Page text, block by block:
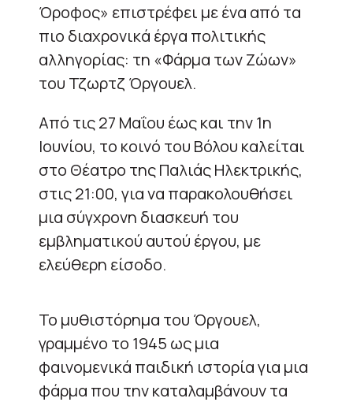
Όροφος» επιστρέφει με ένα από τα
πιο διαχρονικά έργα πολιτικής
αλληγορίας: τη «Φάρμα των Ζώων»
του Τζωρτζ Όργουελ.
Από τις 27 Μαΐου έως και την 1η
Ιουνίου, το κοινό του Βόλου καλείται
στο Θέατρο της Παλιάς Ηλεκτρικής,
στις 21:00, για να παρακολουθήσει
μια σύγχρονη διασκευή του
εμβληματικού αυτού έργου, με
ελεύθερη είσοδο.
Το μυθιστόρημα του Όργουελ,
γραμμένο το 1945 ως μια
φαινομενικά παιδική ιστορία για μια
φάρμα που την καταλαμβάνουν τα